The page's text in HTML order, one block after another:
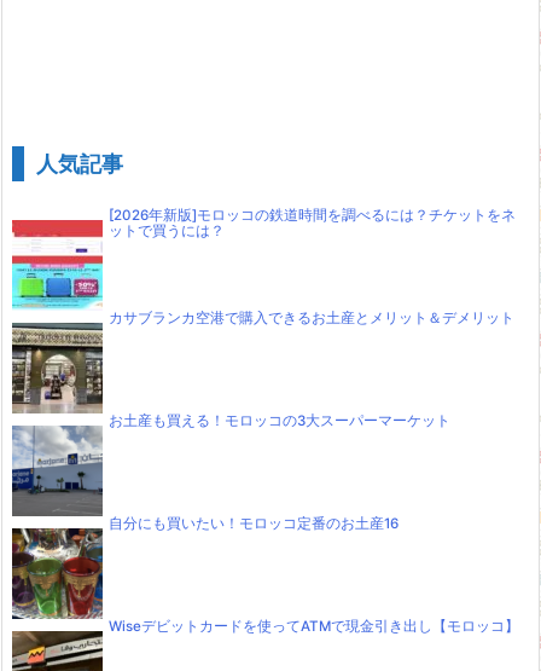
人気記事
[2026年新版]モロッコの鉄道時間を調べるには？チケットをネ
ットで買うには？
カサブランカ空港で購入できるお土産とメリット＆デメリット
お土産も買える！モロッコの3大スーパーマーケット
自分にも買いたい！モロッコ定番のお土産16
Wiseデビットカードを使ってATMで現金引き出し【モロッコ】